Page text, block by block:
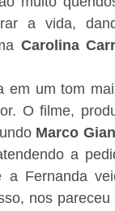
a vida,
Carolina
em um tom
O filme,
Marco
a
Fernanda
nos